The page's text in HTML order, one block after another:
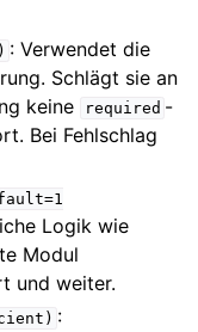
: Verwendet die
Schlägt sie an
keine
required -
Bei Fehlschlag
Logik wie
Modul
und weiter.
: